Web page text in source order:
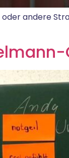
andere